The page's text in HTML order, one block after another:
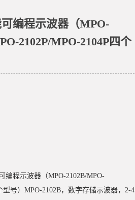
编程示波器（MPO-
2102P/MPO-2104P四个
编程示波器（MPO-2102B/MPO-
型号）MPO-2102B，数字存储示波器，2-4